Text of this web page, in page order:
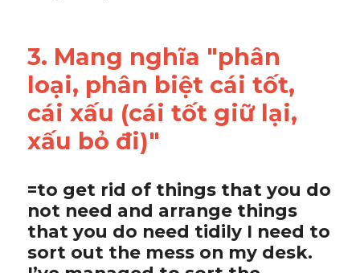
3. Mang nghĩa "phân
loại, phân biệt cái tốt,
cái xấu (cái tốt giữ lại,
xấu bỏ đi)"
=to get rid of things that you do
not need and arrange things
that you do need tidily I need to
sort out the mess on my desk.